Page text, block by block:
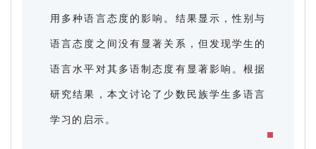
用多种语言态度的影响。结果显示，性别与
语言态度之间没有显著关系，但发现学生的
语言水平对其多语制态度有显著影响。根据
研究结果，本文讨论了少数民族学生多语言
学习的启示。